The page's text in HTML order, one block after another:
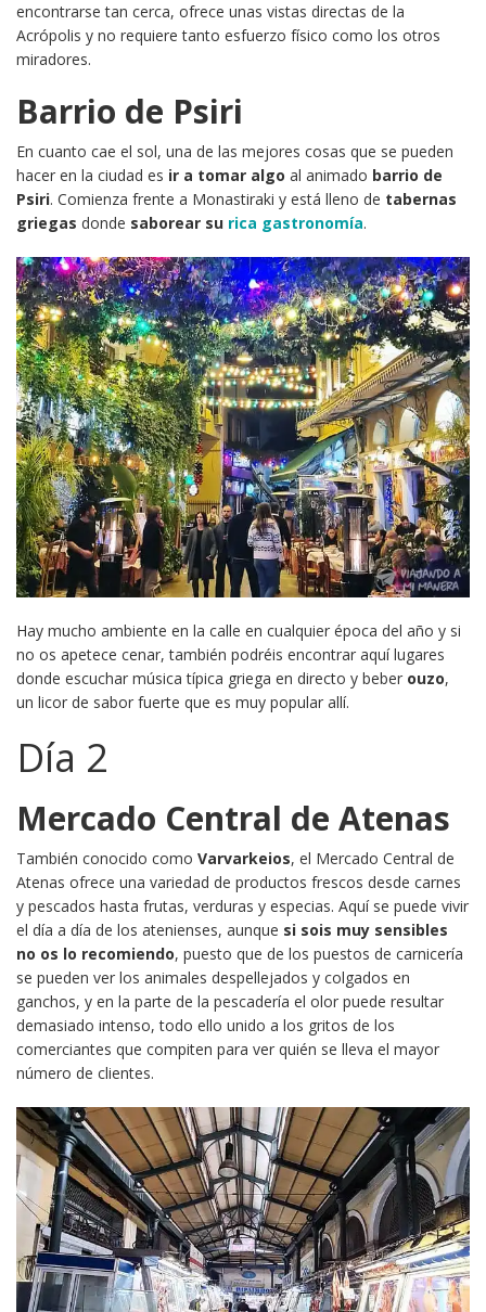
encontrarse tan cerca, ofrece unas vistas directas de la
Acrópolis y no requiere tanto esfuerzo físico como los otros
miradores.
Barrio de Psiri
En cuanto cae el sol, una de las mejores cosas que se pueden
hacer en la ciudad es ir a tomar algo al animado barrio de
Psiri. Comienza frente a Monastiraki y está lleno de tabernas
griegas donde saborear su rica gastronomía.
Hay mucho ambiente en la calle en cualquier época del año y si
no os apetece cenar, también podréis encontrar aquí lugares
donde escuchar música típica griega en directo y beber ouzo,
un licor de sabor fuerte que es muy popular allí.
Día 2
Mercado Central de Atenas
También conocido como Varvarkeios, el Mercado Central de
Atenas ofrece una variedad de productos frescos desde carnes
y pescados hasta frutas, verduras y especias. Aquí se puede vivir
el día a día de los atenienses, aunque si sois muy sensibles
no os lo recomiendo, puesto que de los puestos de carnicería
se pueden ver los animales despellejados y colgados en
ganchos, y en la parte de la pescadería el olor puede resultar
demasiado intenso, todo ello unido a los gritos de los
comerciantes que compiten para ver quién se lleva el mayor
número de clientes.